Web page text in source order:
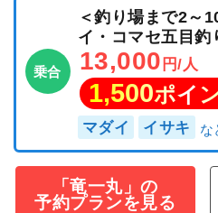
乗合
＜釣り場まで2
イ・コマセ五目釣
13,000 円/人
1,500ポイ
マダイ イサキ
「竜一丸」の
予約プランを見る